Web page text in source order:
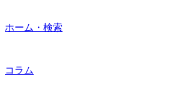
ホーム・検索
コラム